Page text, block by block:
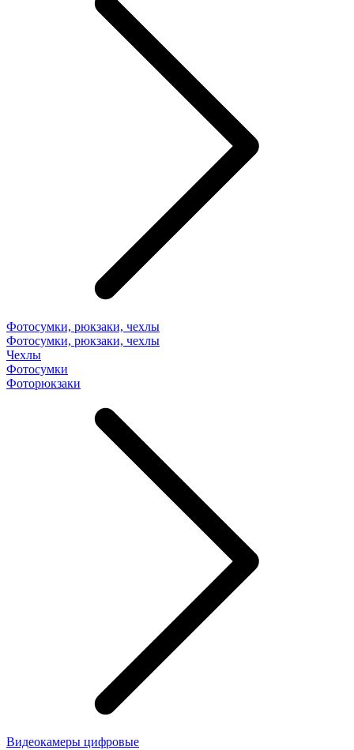
Фотосумки, рюкзаки, чехлы
Фотосумки, рюкзаки, чехлы
Чехлы
Фотосумки
Фоторюкзаки
Видеокамеры цифровые